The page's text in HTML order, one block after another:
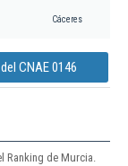
Cáceres
CNAE 0146
Ranking de Murcia.